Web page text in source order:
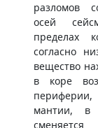
разломов
осей
пределах
согласно
вещество
в коре
мантии, в
сменяется